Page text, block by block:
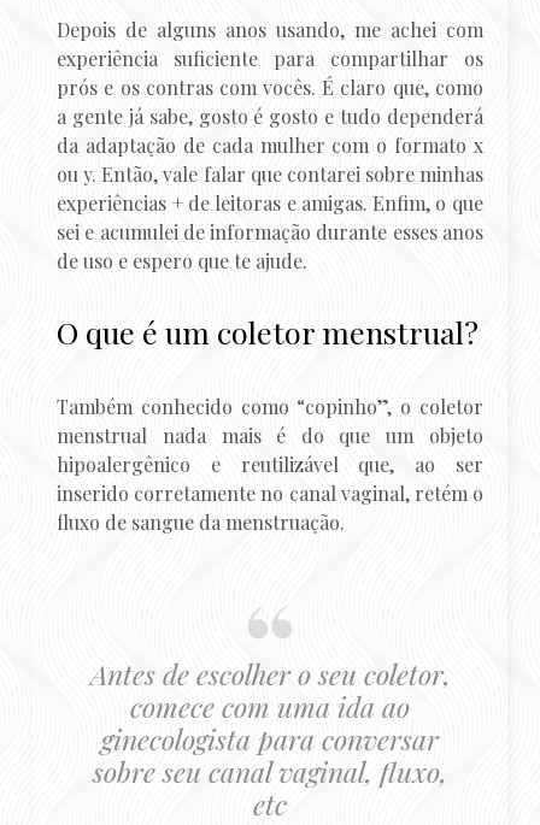
Depois de alguns anos usando, me achei com
experiência suficiente para compartilhar os
prós e os contras com vocês. É claro que, como
a gente já sabe, gosto é gosto e tudo dependerá
da adaptação de cada mulher com o formato x
ou y. Então, vale falar que contarei sobre minhas
experiências + de leitoras e amigas. Enfim, o que
sei e acumulei de informação durante esses anos
de uso e espero que te ajude.
O que é um coletor menstrual?
Também conhecido como “copinho”, o coletor
menstrual nada mais é do que um objeto
hipoalergênico e reutilizável que, ao ser
inserido corretamente no canal vaginal, retém o
fluxo de sangue da menstruação.
Antes de escolher o seu coletor,
comece com uma ida ao
ginecologista para conversar
sobre seu canal vaginal, fluxo,
etc